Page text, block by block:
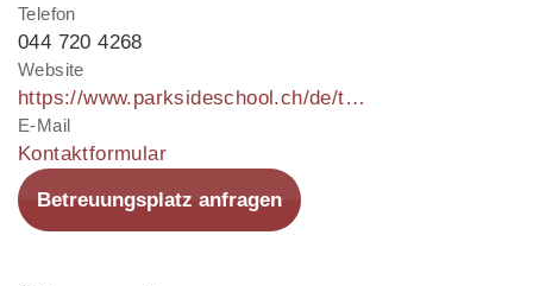
Telefon
044 720 4268
Website
https://www.parksideschool.ch/de/thalwil/thalwil
E-Mail
Kontaktformular
Betreuungsplatz anfragen